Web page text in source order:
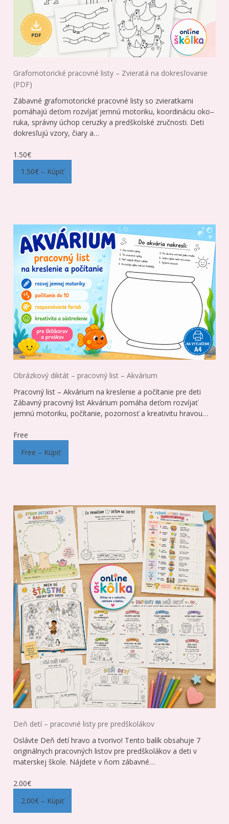
Grafomotorické pracovné listy – Zvieratá na dokresľovanie
(PDF)
Zábavné grafomotorické pracovné listy so zvieratkami
pomáhajú deťom rozvíjať jemnú motoriku, koordináciu oko–
ruka, správny úchop ceruzky a predškolské zručnosti. Deti
dokresľujú vzory, čiary a…
1.50€
1.50€ – Kúpiť
Obrázkový diktát – pracovný list – Akvárium
Pracovný list – Akvárium na kreslenie a počítanie pre deti
Zábavný pracovný list Akvárium pomáha deťom rozvíjať
jemnú motoriku, počítanie, pozornosť a kreativitu hravou…
Free
Free – Kúpiť
Deň detí – pracovné listy pre predškolákov
Oslávte Deň detí hravo a tvorivo! Tento balík obsahuje 7
originálnych pracovných listov pre predškolákov a deti v
materskej škole. Nájdete v ňom zábavné…
2.00€
2.00€ – Kúpiť